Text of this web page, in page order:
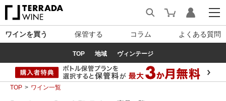
ワインを買う 保管する コラム よくある質問
TOP 地域 ヴィンテージ
TOP ワイン一覧